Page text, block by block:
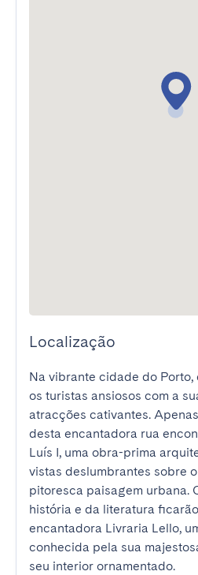
Localização
Na vibrante cidade do
os turistas ansiosos com a
atracções cativantes.
desta encantadora rua
Luís I, uma obra-prima
vistas deslumbrantes sobre
pitoresca paisagem urbana.
história e da literatura
encantadora Livraria Lello,
conhecida pela sua
seu interior ornamentado.